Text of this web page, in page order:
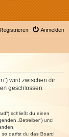
Anmelden
Registrieren
wird zwischen dir
geschlossen:
schließt du einen
„Betreiber“) und
darfst du das Board